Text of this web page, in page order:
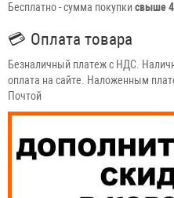
Бесплатно - сумма покупки свыше
💳 Оплата товара
Безналичный платеж с НДС.
оплата на сайте. Наложенным
Почтой